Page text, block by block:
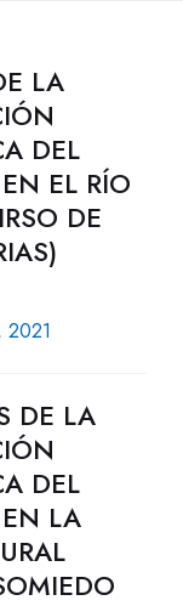
LA
DEL
EL RÍO
DE
2021
DE LA
DEL
LA